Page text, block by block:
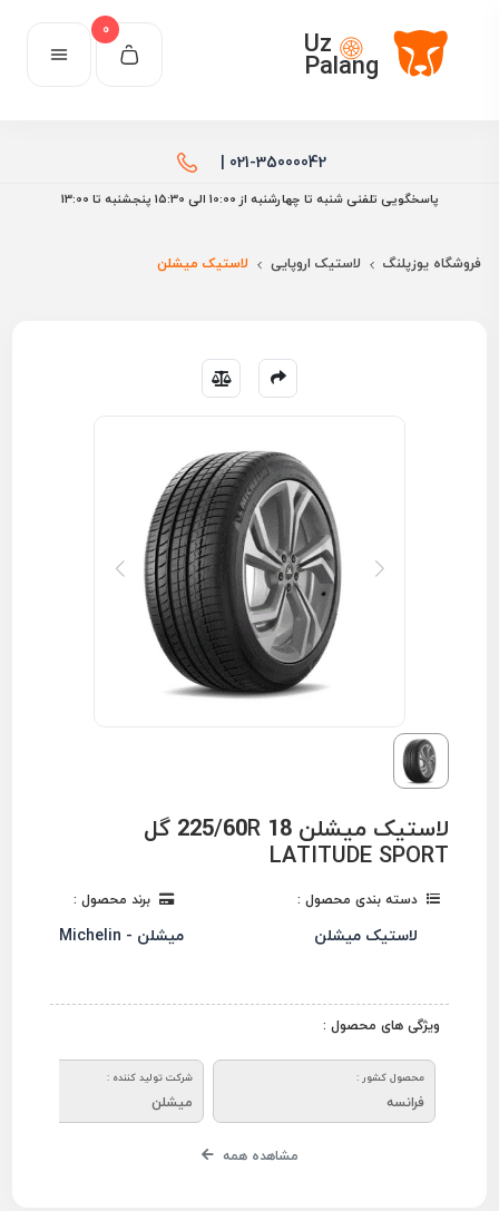
Uz
Palang
0
021-35000042 |
پاسخگویی تلفنی شنبه تا چهارشنبه از 10:00 الی ۱۵:30 پنجشنبه تا 13:00
فروشگاه یوزپلنگ لاستیک اروپایی لاستیک میشلن
لاستیک میشلن 225/60R 18 گل
LATITUDE SPORT
دسته بندی محصول :
لاستیک میشلن
برند محصول :
میشلن - Michelin
ویژگی های محصول :
محصول کشور :
فرانسه
شرکت تولید کننده :
میشلن
مشاهده همه